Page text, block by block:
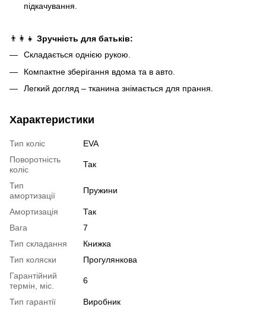
підкачування.
👨‍👩‍👧 Зручність для батьків:
Складається однією рукою.
Компактне зберігання вдома та в авто.
Легкий догляд – тканина знімається для прання.
Характеристики
Тип коліс
EVA
Поворотність
коліс
Так
Тип
амортизації
Пружини
Амортизація
Так
Вага
7
Тип складання
Книжка
Тип коляски
Прогулянкова
Гарантійний
термін, міс.
6
Тип гарантії Виробник